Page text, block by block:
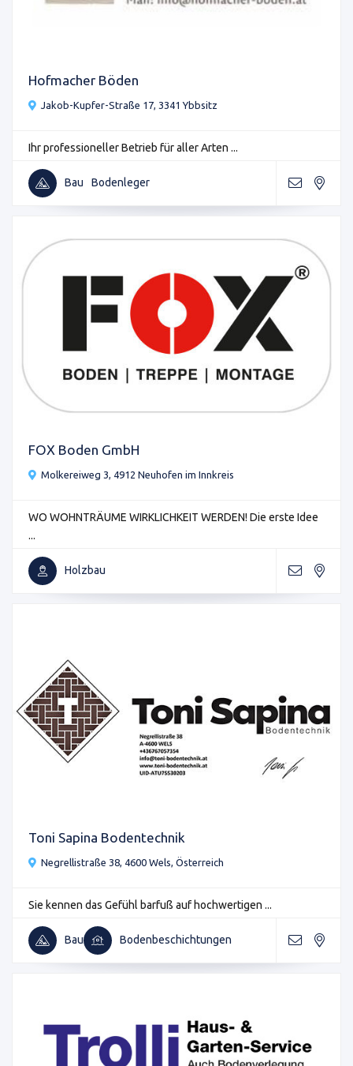
Hofmacher Böden
Jakob-Kupfer-Straße 17, 3341 Ybbsitz
Ihr professioneller Betrieb für aller Arten ...
Bau Bodenleger
FOX Boden GmbH
Molkereiweg 3, 4912 Neuhofen im Innkreis
WO WOHNTRÄUME WIRKLICHKEIT WERDEN! Die erste Idee
...
Holzbau
Toni Sapina Bodentechnik
Negrellistraße 38, 4600 Wels, Österreich
Sie kennen das Gefühl barfuß auf hochwertigen ...
Bau Bodenbeschichtungen